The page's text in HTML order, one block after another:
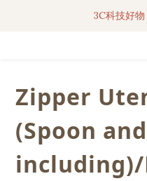
3C科技好物
3C科技好物
聯名iPhone
Zipper
(Spoon